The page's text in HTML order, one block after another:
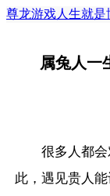
尊龙游戏人生就是
属兔人一
很多人都
此，遇见贵人